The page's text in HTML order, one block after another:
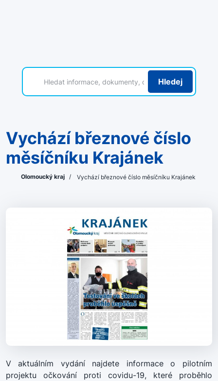
Hledej
Vychází březnové číslo
měsíčníku Krajánek
Olomoucký kraj / Vychází březnové číslo měsíčníku Krajánek
V aktuálním vydání najdete informace o pilotním
projektu očkování proti covidu-19, které proběhlo